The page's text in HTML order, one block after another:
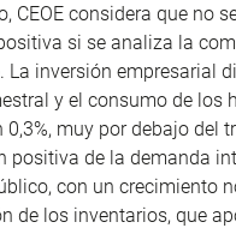
CEOE considera que no
si se analiza la
La inversión empresarial
y el consumo de los
muy por debajo del
positiva de la demanda
con un crecimiento
de los inventarios, que